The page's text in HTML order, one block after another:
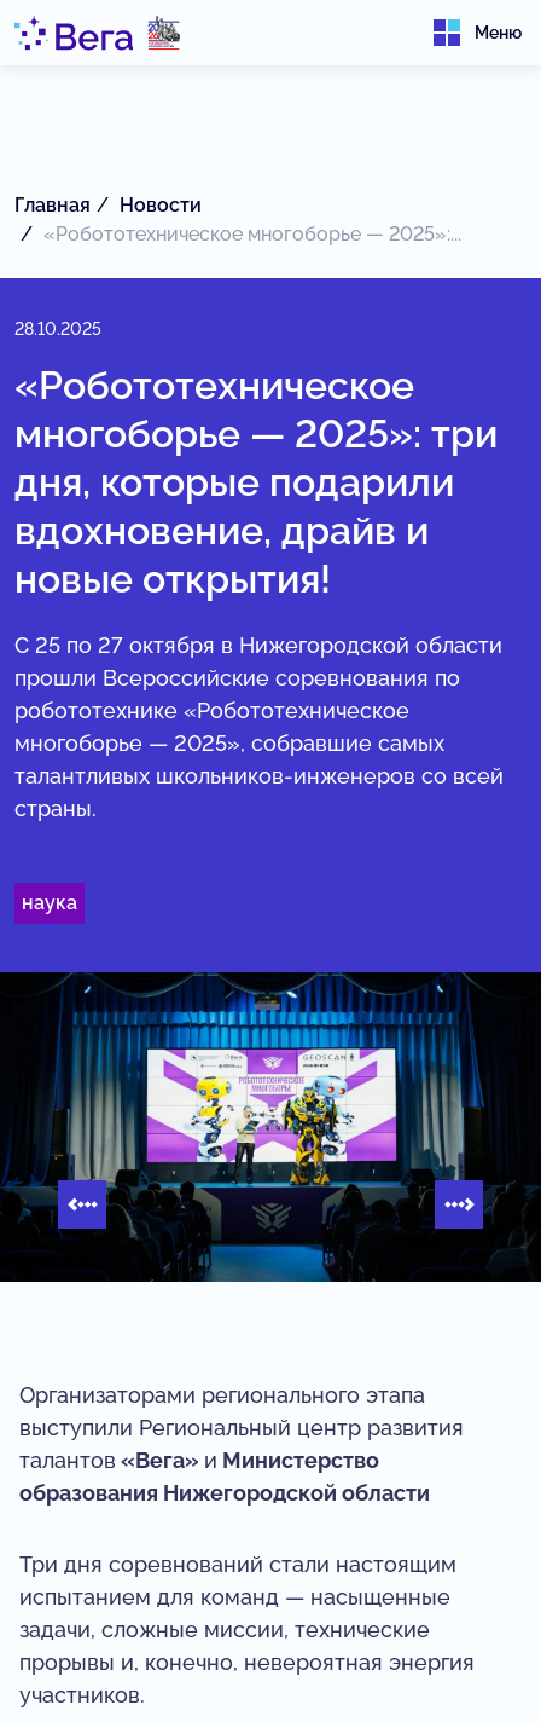
Меню
Главная
Новости
«Робототехническое многоборье — 2025»:...
28.10.2025
«Робототехническое
многоборье — 2025»: три
дня, которые подарили
вдохновение, драйв и
новые открытия!
С 25 по 27 октября в Нижегородской области
прошли Всероссийские соревнования по
робототехнике «Робототехническое
многоборье — 2025», собравшие самых
талантливых школьников-инженеров со всей
страны.
наука
Организаторами регионального этапа
выступили Региональный центр развития
талантов «Вега» и Министерство
образования Нижегородской области
Три дня соревнований стали настоящим
испытанием для команд — насыщенные
задачи, сложные миссии, технические
прорывы и, конечно, невероятная энергия
участников.